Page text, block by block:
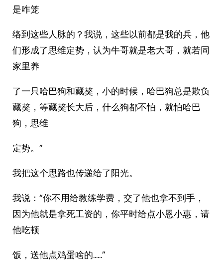
是咋笼
络到这些人脉的？我说，这些以前都是我的兵，他
们形成了思维定势，认为牛哥就是老大哥，就若同
家里养
了一只哈巴狗和藏獒，小的时候，哈巴狗总是欺负
藏獒，等藏獒长大后，什么狗都不怕，就怕哈巴
狗，思维
定势。”
我把这个思路也传递给了阳光。
我说：“你不用给教练学费，交了他也拿不到手，
因为他就是拿死工资的，你平时给点小恩小惠，请
他吃顿
饭，送他点鸡蛋啥的……”